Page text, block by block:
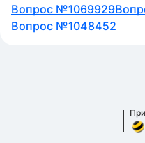
Вопрос №1069929
Вопрос №1048452